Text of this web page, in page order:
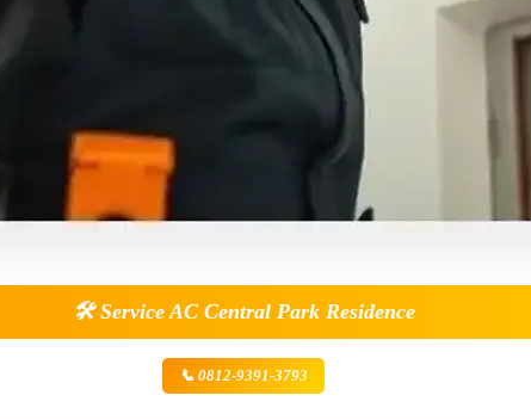
🛠️Service AC Central Park Residence
📞 0812-9391-3793